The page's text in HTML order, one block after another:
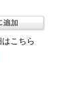
こちら